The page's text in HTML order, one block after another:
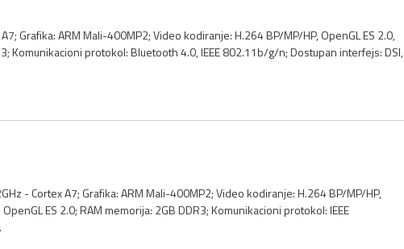
Grafika: ARM Mali-400MP2; Video kodiranje: H.264 BP/MP/HP, OpenGL ES 2.0,
Komunikacioni protokol: Bluetooth 4.0, IEEE 802.11b/g/n; Dostupan interfejs: DSI,
- Cortex A7; Grafika: ARM Mali-400MP2; Video kodiranje: H.264 BP/MP/HP,
ES 2.0; RAM memorija: 2GB DDR3; Komunikacioni protokol: IEEE